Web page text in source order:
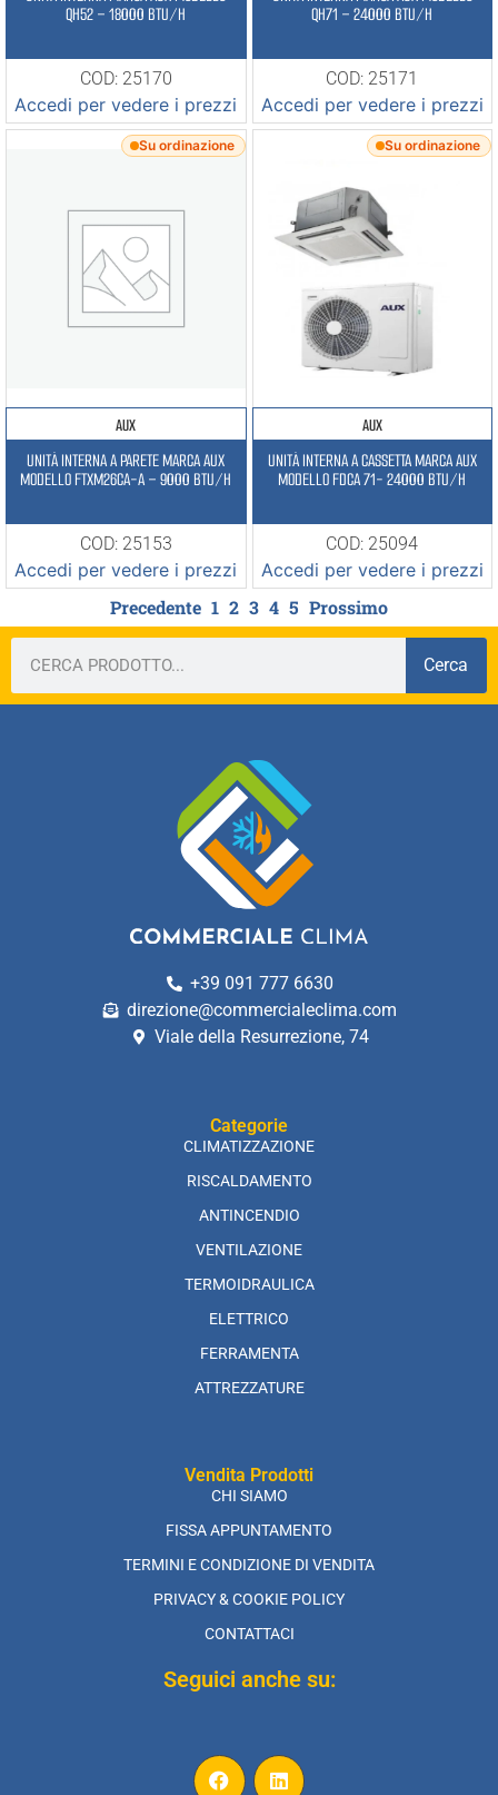
QH52 – 18000 BTU/H
COD: 25170
Accedi per vedere i prezzi
QH71 – 24000 BTU/H
COD: 25171
Accedi per vedere i prezzi
Su ordinazione
AUX
UNITÀ INTERNA A PARETE MARCA AUX
MODELLO FTXM26CA-A – 9000 BTU/H
COD: 25153
Accedi per vedere i prezzi
Su ordinazione
AUX
UNITÀ INTERNA A CASSETTA MARCA AUX
MODELLO FDCA 71- 24000 BTU/H
COD: 25094
Accedi per vedere i prezzi
Precedente 1 2 3 4 5 Prossimo
Cerca
+39 091 777 6630
direzione@commercialeclima.com
Viale della Resurrezione, 74
Categorie
CLIMATIZZAZIONE
RISCALDAMENTO
ANTINCENDIO
VENTILAZIONE
TERMOIDRAULICA
ELETTRICO
FERRAMENTA
ATTREZZATURE
Vendita Prodotti
CHI SIAMO
FISSA APPUNTAMENTO
TERMINI E CONDIZIONE DI VENDITA
PRIVACY & COOKIE POLICY
CONTATTACI
Seguici anche su: